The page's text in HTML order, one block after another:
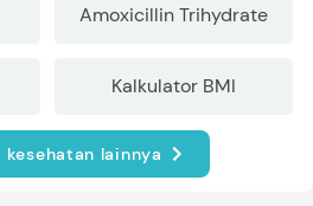
Amoxicillin Trihydrate
Kalkulator BMI
lainnya